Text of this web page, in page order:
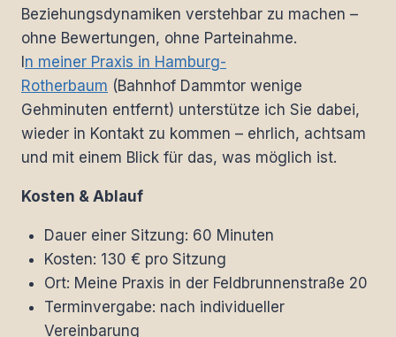
Beziehungsdynamiken verstehbar zu machen –
ohne Bewertungen, ohne Parteinahme.
n meiner Praxis in Hamburg-
Rotherbaum (Bahnhof Dammtor wenige
Gehminuten entfernt) unterstütze ich Sie dabei,
wieder in Kontakt zu kommen – ehrlich, achtsam
und mit einem Blick für das, was möglich ist.
Kosten & Ablauf
Dauer einer Sitzung: 60 Minuten
Kosten: 130 € pro Sitzung
Ort: Meine Praxis in der Feldbrunnenstraße 20
Terminvergabe: nach individueller
Vereinbarung